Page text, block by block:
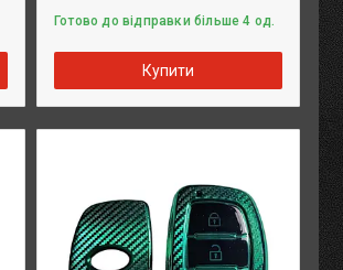
Готово до відправки більше 4 од.
Купити